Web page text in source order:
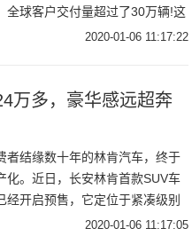
全球客户交付量超过了30万辆!这
个达到如此高销量水平的特斯拉
2020-01-06 11:17:22
万多，豪华感远超奔
者结缘数十年的林肯汽车，终于
化。近日，长安林肯首款SUV车
经开启预售，它定位于紧凑级别
竞争对手锁定在宝马X1等车型。
2020-01-06 11:17:05